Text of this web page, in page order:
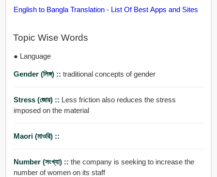
English to Bangla Translation - List Of Best Apps and Sites
Topic Wise Words
● Language
Gender (লিঙ্গ) :: traditional concepts of gender
Stress (জোর) :: Less friction also reduces the stress
imposed on the material
Maori (মাওরি) ::
Number (সংখ্যা) :: the company is seeking to increase the
number of women on its staff